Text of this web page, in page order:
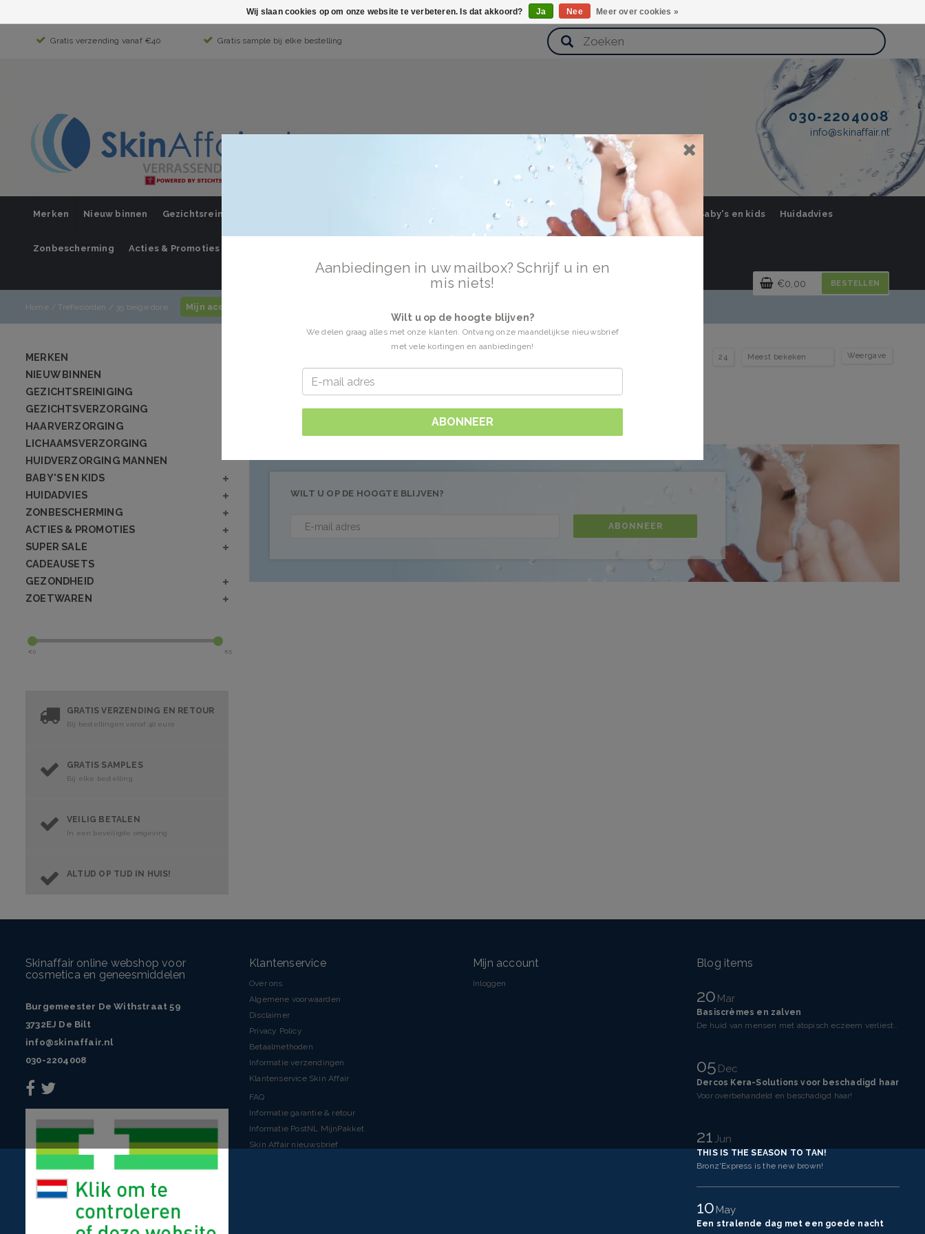
Gratis verzending vanaf €40 Gratis sample bij elke bestelling
030-2204008
info@skinaffair.nl
Merken Nieuw binnen Gezichtsreiniging Lichaamsverzorging Huidverzorging Mannen Baby's en kids Huidadvies
Zonbescherming Acties & Promoties
€0,00 BESTELLEN
Home/ Trefwoorden / 35 beige dore Mijn account / inloggen
MERKEN
NIEUW BINNEN
GEZICHTSREINIGING
GEZICHTSVERZORGING
HAARVERZORGING
LICHAAMSVERZORGING
HUIDVERZORGING MANNEN
BABY'S EN KIDS
HUIDADVIES
ZONBESCHERMING
ACTIES & PROMOTIES
SUPER SALE
CADEAUSETS
GEZONDHEID
ZOETWAREN
€0 €5
GRATIS VERZENDING EN RETOUR
Bij bestellingen vanaf 40 euro
GRATIS SAMPLES
Bij elke bestelling
VEILIG BETALEN
In een beveiligde omgeving
ALTIJD OP TIJD IN HUIS!
Producten getagd met 35 beige dore Weergave
Geen producten gevonden!...
WILT U OP DE HOOGTE BLIJVEN?
ABONNEER
Skinaffair online webshop voor
cosmetica en geneesmiddelen
Burgemeester De Withstraat 59
3732EJ De Bilt
info@skinaffair.nl
030-2204008
Klantenservice
Over ons
Algemene voorwaarden
Disclaimer
Privacy Policy
Betaalmethoden
Informatie verzendingen
Klantenservice Skin Affair
FAQ
Informatie garantie & retour
Informatie PostNL MijnPakket
Skin Affair nieuwsbrief
Mijn account
Inloggen
Blog items
20Mar
Basiscrèmes en zalven
De huid van mensen met atopisch eczeem verliest makkelijker vocht dan een gezonde huid. Dit komt doo
05Dec
Dercos Kera-Solutions voor beschadigd haar
Voor overbehandeld en beschadigd haar!
21Jun
THIS IS THE SEASON TO TAN!
Bronz'Express is the new brown!
10May
Een stralende dag met een goede nacht
Aanbiedingen in uw mailbox? Schrijf u in en
mis niets!
Wilt u op de hoogte blijven?
We delen graag alles met onze klanten. Ontvang onze maandelijkse nieuwsbrief
met vele kortingen en aanbiedingen!
ABONNEER
Wij slaan cookies op om onze website te verbeteren. Is dat akkoord? Ja Nee Meer over cookies »